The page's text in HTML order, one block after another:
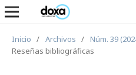
Inicio / Archivos / Núm. 39
Reseñas bibliográficas